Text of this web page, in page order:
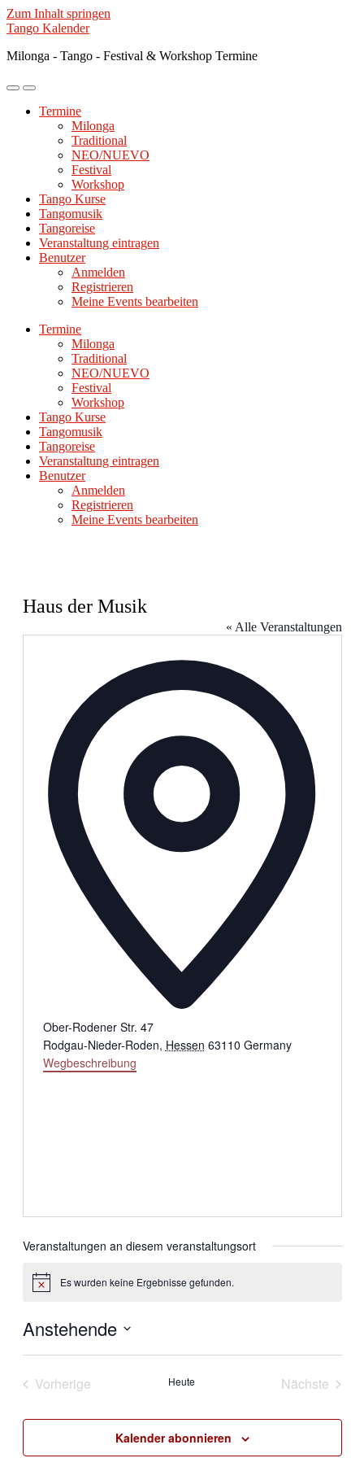
Zum Inhalt springen
Tango Kalender
Milonga - Tango - Festival & Workshop Termine
Mobile-
ein-/ausblenden
Suchfeld
ein-/ausblenden
Termine
Milonga
Traditional
NEO/NUEVO
Festival
Workshop
Tango Kurse
Tangomusik
Tangoreise
Veranstaltung eintragen
Benutzer
Anmelden
Registrieren
Meine Events bearbeiten
Termine
Milonga
Traditional
NEO/NUEVO
Festival
Workshop
Tango Kurse
Tangomusik
Tangoreise
Veranstaltung eintragen
Benutzer
Anmelden
Registrieren
Meine Events bearbeiten
Haus der Musik
« Alle Veranstaltungen
Ober-Rodener Str. 47
Rodgau-Nieder-Roden, Hessen 63110 Germany
Wegbeschreibung
Veranstaltungen an diesem veranstaltungsort
HinweisEs wurden keine Ergebnisse gefunden.
Anstehende
Vorherige
Heute
Nächste
Kalender abonnieren